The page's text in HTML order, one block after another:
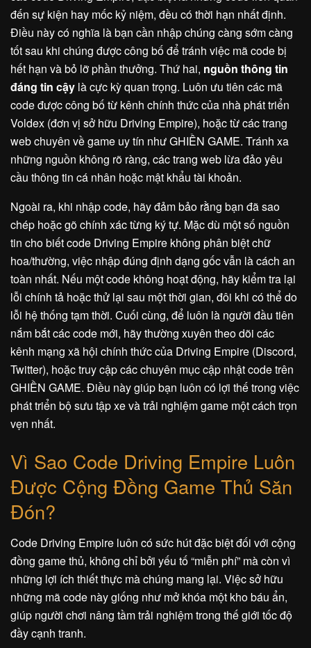
đến sự kiện hay mốc kỷ niệm, đều có thời hạn nhất định.
Điều này có nghĩa là bạn cần nhập chúng càng sớm càng
tốt sau khi chúng được công bố để tránh việc mã code bị
hết hạn và bỏ lỡ phần thưởng. Thứ hai, nguồn thông tin
đáng tin cậy là cực kỳ quan trọng. Luôn ưu tiên các mã
code được công bố từ kênh chính thức của nhà phát triển
Voldex (đơn vị sở hữu Driving Empire), hoặc từ các trang
web chuyên về game uy tín như GHIỀN GAME. Tránh xa
những nguồn không rõ ràng, các trang web lừa đảo yêu
cầu thông tin cá nhân hoặc mật khẩu tài khoản.
Ngoài ra, khi nhập code, hãy đảm bảo rằng bạn đã sao
chép hoặc gõ chính xác từng ký tự. Mặc dù một số nguồn
tin cho biết code Driving Empire không phân biệt chữ
hoa/thường, việc nhập đúng định dạng gốc vẫn là cách an
toàn nhất. Nếu một code không hoạt động, hãy kiểm tra lại
lỗi chính tả hoặc thử lại sau một thời gian, đôi khi có thể do
lỗi hệ thống tạm thời. Cuối cùng, để luôn là người đầu tiên
nắm bắt các code mới, hãy thường xuyên theo dõi các
kênh mạng xã hội chính thức của Driving Empire (Discord,
Twitter), hoặc truy cập các chuyên mục cập nhật code trên
GHIỀN GAME. Điều này giúp bạn luôn có lợi thế trong việc
phát triển bộ sưu tập xe và trải nghiệm game một cách trọn
vẹn nhất.
Vì Sao Code Driving Empire Luôn
Được Cộng Đồng Game Thủ Săn
Đón?
Code Driving Empire luôn có sức hút đặc biệt đối với cộng
đồng game thủ, không chỉ bởi yếu tố “miễn phí” mà còn vì
những lợi ích thiết thực mà chúng mang lại. Việc sở hữu
những mã code này giống như mở khóa một kho báu ẩn,
giúp người chơi nâng tầm trải nghiệm trong thế giới tốc độ
đầy cạnh tranh.